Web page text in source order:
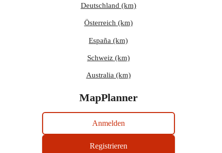
Deutschland (km)
Österreich (km)
España (km)
Schweiz (km)
Australia (km)
MapPlanner
Anmelden
Registrieren